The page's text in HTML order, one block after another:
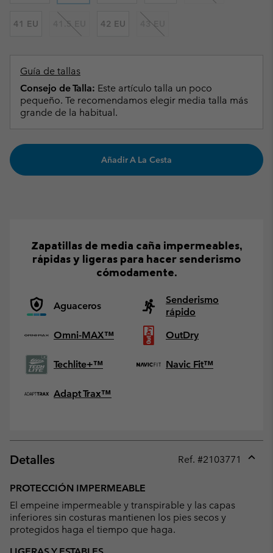
41 EU 41.5 EU 42 EU 43 EU
Guía de tallas
Consejo de Talla: Este artículo talla un poco
pequeño. Te recomendamos elegir media talla más
grande de la habitual.
Añadir A La Cesta
Zapatillas de media caña impermeables,
rápidas y ligeras para hacer senderismo
cómodamente.
Aguaceros
Senderismo
rápido
Omni-MAX™
OutDry
Techlite+™ Navic Fit™
Adapt Trax™
Detalles Ref. #2103771
PROTECCIÓN IMPERMEABLE
El empeine impermeable y transpirable y las capas
inferiores sin costuras mantienen los pies secos y
protegidos haga el tiempo que haga.